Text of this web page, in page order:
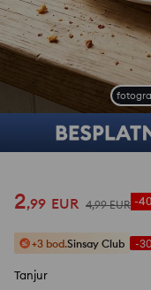
2,99 EUR 4,99 EUR -
+3 bod.Sinsay Club -
Tanjur